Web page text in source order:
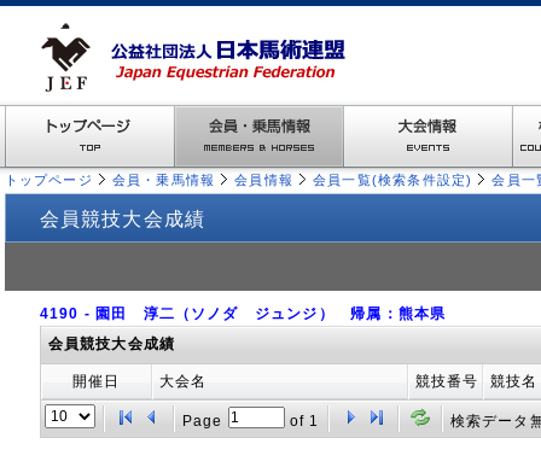
トップページ 会員・乗馬情報 会員情報 会員一覧(検索条件設定) 会員一
会員競技大会成績
4190 - 園田 淳二（ソノダ ジュンジ） 帰属：熊本県
会員競技大会成績
開催日 大会名 競技番号 競技名
Page of1 検索データ